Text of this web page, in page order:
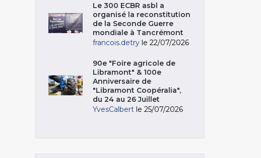
Le 300 ECBR asbl a
organisé la reconstitution
de la Seconde Guerre
mondiale à Tancrémont
francois.detry le 22/07/2026
90e "Foire agricole de
Libramont" & 100e
Anniversaire de
"Libramont Coopéralia",
du 24 au 26 Juillet
YvesCalbert le 25/07/2026